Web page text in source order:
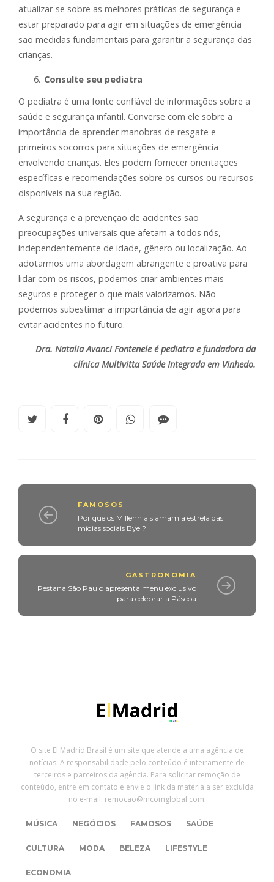
atualizar-se sobre as melhores práticas de segurança e
estar preparado para agir em situações de emergência
são medidas fundamentais para garantir a segurança das
crianças.
Consulte seu pediatra
O pediatra é uma fonte confiável de informações sobre a
saúde e segurança infantil. Converse com ele sobre a
importância de aprender manobras de resgate e
primeiros socorros para situações de emergência
envolvendo crianças. Eles podem fornecer orientações
específicas e recomendações sobre os cursos ou recursos
disponíveis na sua região.
A segurança e a prevenção de acidentes são
preocupações universais que afetam a todos nós,
independentemente de idade, gênero ou localização. Ao
adotarmos uma abordagem abrangente e proativa para
lidar com os riscos, podemos criar ambientes mais
seguros e proteger o que mais valorizamos. Não
podemos subestimar a importância de agir agora para
evitar acidentes no futuro.
Dra. Natalia Avanci Fontenele é pediatra e fundadora da
clínica Multivitta Saúde Integrada em Vinhedo.
FAMOSOS
Por que os Millennials amam a estrela das
mídias sociais Byel?
GASTRONOMIA
Pestana São Paulo apresenta menu exclusivo
para celebrar a Páscoa
O site El Madrid Brasil é um site que atende a uma agência de
notícias. A responsabilidade pelo conteúdo é inteiramente de
terceiros e parceiros da agência. Para solicitar remoção de
conteúdo, entre em contato e envie o link da matéria a ser excluída
no e-mail: remocao@mcomglobal.com.
MÚSICA NEGÓCIOS FAMOSOS SAÚDE
CULTURA MODA BELEZA LIFESTYLE
ECONOMIA